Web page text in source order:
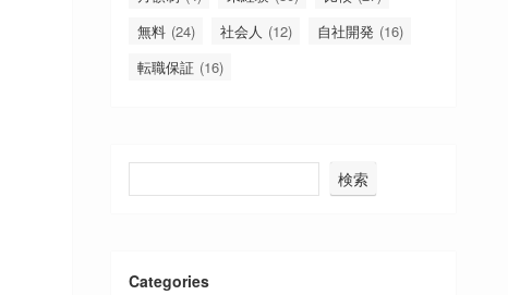
無料 (24) 社会人 (12) 自社開発 (16)
転職保証 (16)
検索
Categories